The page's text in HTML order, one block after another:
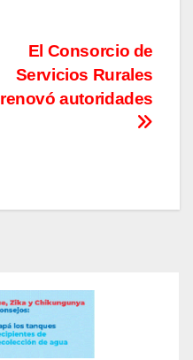
El Consorcio de
Servicios Rurales
renovó autoridades